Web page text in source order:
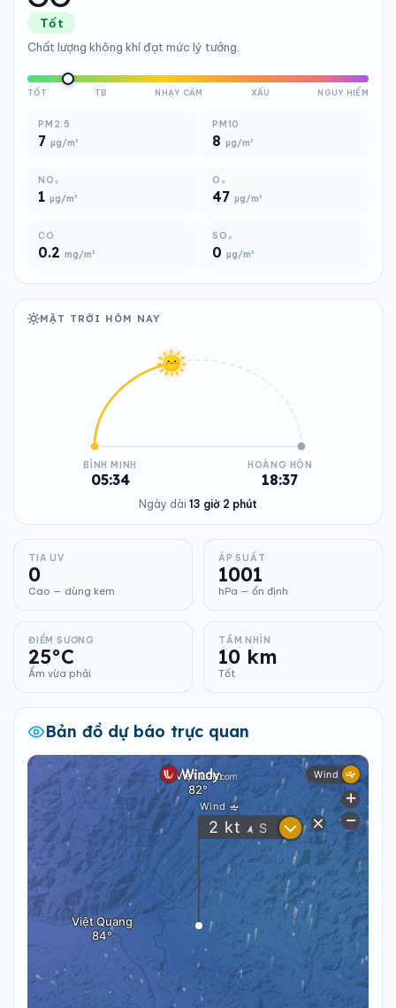
Tốt
Chất lượng không khí đạt mức lý tưởng.
TỐT TB NHẠY CẢM XẤU NGUY HIỂM
PM2.5
7 µg/m³
PM10
8 µg/m³
NO₂
1 µg/m³
O₃
47 µg/m³
CO
0.2 mg/m³
SO₂
0 µg/m³
MẶT TRỜI HÔM NAY
BÌNH MINH
05:34
HOÀNG HÔN
18:37
Ngày dài 13 giờ 2 phút
TIA UV
0
Cao — dùng kem
ÁP SUẤT
1001
hPa — ổn định
ĐIỂM SƯƠNG
25°C
Ẩm vừa phải
TẦM NHÌN
10 km
Tốt
Bản đồ dự báo trực quan